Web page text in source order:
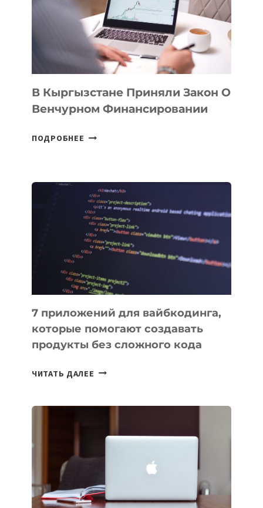
FINANCE
&
TECHNOLOGY
FORUM
В Кыргызстане Приняли Закон О
Венчурном Финансировании
ПОДРОБНЕЕ
О
ВЕНЧУРНОМ
ФИНАНСИРОВАНИИ
7 приложений для вайбкодинга,
которые помогают создавать
продукты без сложного кода
ЧИТАТЬ ДАЛЕЕ 7
ПОМОГАЮТ
СОЗДАВАТЬ
БЕЗ
СЛОЖНОГО